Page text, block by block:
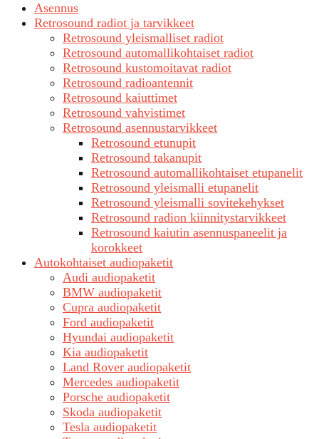
Asennus
Retrosound radiot ja tarvikkeet
Retrosound yleismalliset radiot
Retrosound automallikohtaiset radiot
Retrosound kustomoitavat radiot
Retrosound radioantennit
Retrosound kaiuttimet
Retrosound vahvistimet
Retrosound asennustarvikkeet
Retrosound etunupit
Retrosound takanupit
Retrosound automallikohtaiset etupanelit
Retrosound yleismalli etupanelit
Retrosound yleismalli sovitekehykset
Retrosound radion kiinnitystarvikkeet
Retrosound kaiutin asennuspaneelit ja
korokkeet
Autokohtaiset audiopaketit
Audi audiopaketit
BMW audiopaketit
Cupra audiopaketit
Ford audiopaketit
Hyundai audiopaketit
Kia audiopaketit
Land Rover audiopaketit
Mercedes audiopaketit
Porsche audiopaketit
Skoda audiopaketit
Tesla audiopaketit